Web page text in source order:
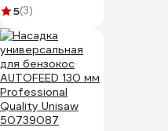
дозатором, API
TUSCAR
301022015-10-2
5(3)